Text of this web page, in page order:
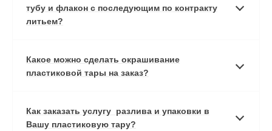
тубу и флакон с последующим по контракту
литьем?
Какое можно сделать окрашивание
пластиковой тары на заказ?
Как заказать услугу разлива и упаковки в
Вашу пластиковую тару?